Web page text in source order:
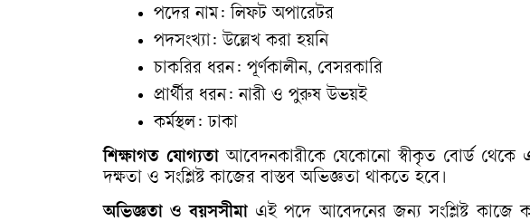
পদের নাম: লিফট অপারেটর
পদসংখ্যা: উল্লেখ করা হয়নি
চাকরির ধরন: পূর্ণকালীন, বেসরকারি
প্রার্থীর ধরন: নারী ও পুরুষ উভয়ই
কর্মস্থল: ঢাকা
শিক্ষাগত যোগ্যতা আবেদনকারীকে যেকোনো স্বীকৃত বোর্ড থেকে
দক্ষতা ও সংশ্লিষ্ট কাজের বাস্তব অভিজ্ঞতা থাকতে হবে।
অভিজ্ঞতা ও বয়সসীমাএই পদে আবেদনের জন্য সংশ্লিষ্ট কাজে